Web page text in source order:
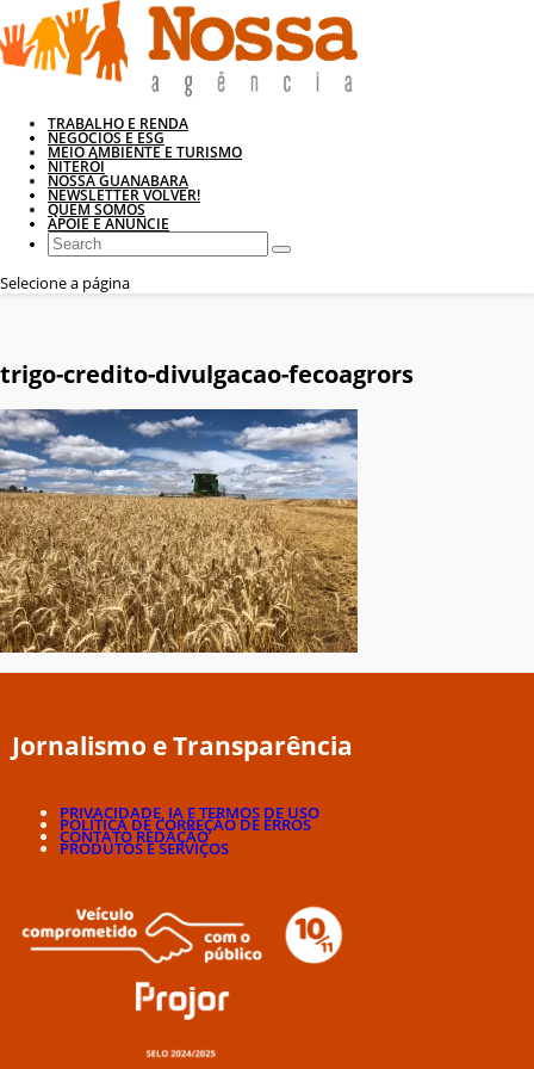
TRABALHO E RENDA
NEGÓCIOS E ESG
MEIO AMBIENTE E TURISMO
NITERÓI
NOSSA GUANABARA
NEWSLETTER VOLVER!
QUEM SOMOS
APOIE E ANUNCIE
Selecione a página
trigo-credito-divulgacao-fecoagrors
Jornalismo e Transparência
PRIVACIDADE, IA E TERMOS DE USO
POLÍTICA DE CORREÇÃO DE ERROS
CONTATO REDAÇÃO
PRODUTOS E SERVIÇOS